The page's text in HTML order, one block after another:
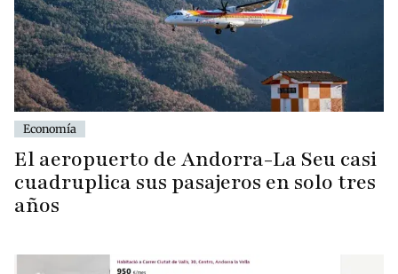
Economía
El aeropuerto de Andorra-La Seu casi
cuadruplica sus pasajeros en solo tres
años